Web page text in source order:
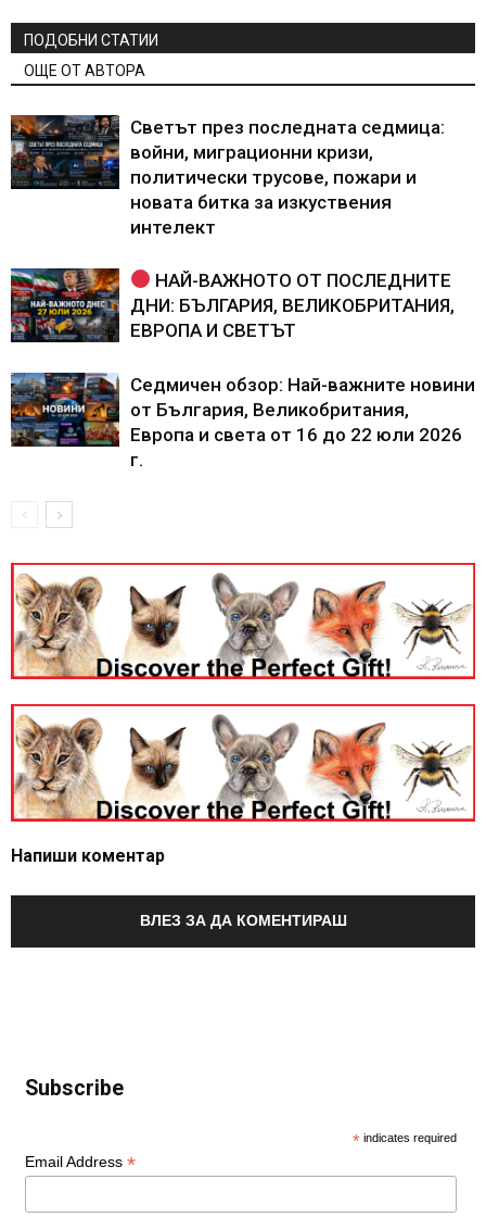
ПОДОБНИ СТАТИИ
ОЩЕ ОТ АВТОРА
Светът през последната седмица:
войни, миграционни кризи,
политически трусове, пожари и
новата битка за изкуствения
интелект
НАЙ-ВАЖНОТО ОТ ПОСЛЕДНИТЕ
ДНИ: БЪЛГАРИЯ, ВЕЛИКОБРИТАНИЯ,
ЕВРОПА И СВЕТЪТ
Седмичен обзор: Най-важните новини
от България, Великобритания,
Европа и света от 16 до 22 юли 2026
г.
Напиши коментар
ВЛЕЗ ЗА ДА КОМЕНТИРАШ
Subscribe
* indicates required
Email Address *